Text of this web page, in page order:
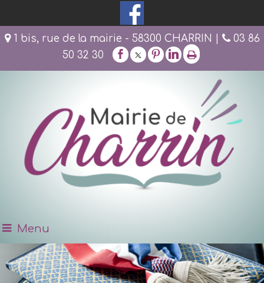
1 bis, rue de la mairie - 58300 CHARRIN |
03 86
50 32 30
Menu